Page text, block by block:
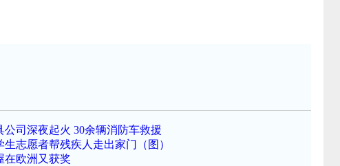
公司深夜起火 30余辆消防车救援
志愿者帮残疾人走出家门（图）
在欧洲又获奖